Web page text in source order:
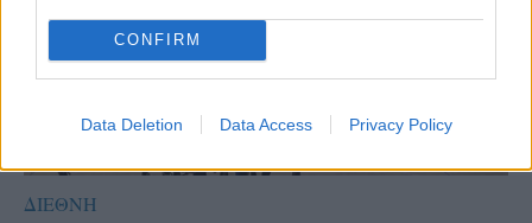
CONFIRM
Data Deletion Data Access Privacy Policy
ΔΙΕΘΝΗ